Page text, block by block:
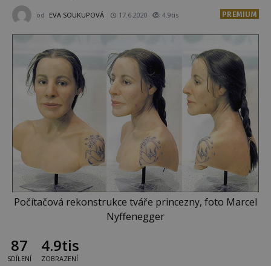
od EVA SOUKUPOVÁ 17.6.2020 4.9tis PREMIUM
Počítačová rekonstrukce tváře princezny, foto Marcel
Nyffenegger
87
SDÍLENÍ
4.9tis
ZOBRAZENÍ